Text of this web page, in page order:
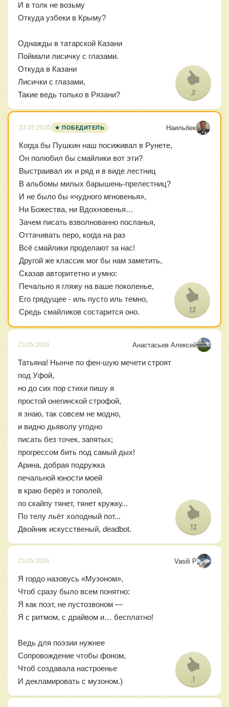
И в толк не возьму
Откуда узбеки в Крыму?
Однажды в татарской Казани
Поймали лисичку с глазами.
Откуда в Казани
Лисички с глазами,
Такие ведь только в Рязани?
2
23.05.2026 ★ ПОБЕДИТЕЛЬ Наильбек
Когда бы Пушкин наш посиживал в Рунете,
Он полюбил бы смайлики вот эти?
Выстраивал их и ряд и в виде лестниц
В альбомы милых барышень-прелестниц?
И не было бы «чудного мгновенья»,
Ни Божества, ни Вдохновенья…
Зачем писать взволнованно посланья,
Оттачивать перо, когда на раз
Всё смайлики проделают за нас!
Другой же классик мог бы нам заметить,
Сказав авторитетно и умно:
Печально я гляжу на ваше поколенье,
Его грядущее - иль пусто иль темно,
Средь смайликов состарится оно.
12
23.05.2026 Анастасьев Алексей
Татьяна! Нынче по фен-шую мечети строят
под Уфой,
но до сих пор стихи пишу я
простой онегинской строфой,
я знаю, так совсем не модно,
и видно дьяволу угодно
писать без точек, запятых;
прогрессом бить под самый дых!
Арина, добрая подружка
печальной юности моей
в краю берёз и тополей,
по скайпу тянет, тянет кружку...
По телу льёт холодный пот...
Двойник искусственый, deadbot.
12
23.05.2026 Vasili P
Я гордо назовусь «Музоном»,
Чтоб сразу было всем понятно:
Я как поэт, не пустозвоном —
Я с ритмом, с драйвом и… бесплатно!
Ведь для поэзии нужнее
Сопровождение чтобы фоном,
Чтоб создавала настроенье
И декламировать с музоном.)
1